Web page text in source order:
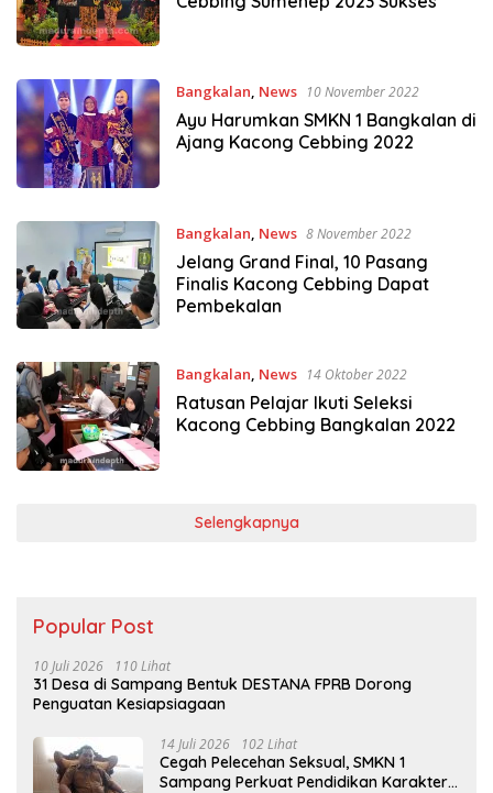
Bangkalan, News 10 November 2022
Ayu Harumkan SMKN 1 Bangkalan di
Ajang Kacong Cebbing 2022
Bangkalan, News 8 November 2022
Jelang Grand Final, 10 Pasang
Finalis Kacong Cebbing Dapat
Pembekalan
Bangkalan, News 14 Oktober 2022
Ratusan Pelajar Ikuti Seleksi
Kacong Cebbing Bangkalan 2022
Selengkapnya
Popular Post
10 Juli 2026 110 Lihat
31 Desa di Sampang Bentuk DESTANA FPRB Dorong
Penguatan Kesiapsiagaan
14 Juli 2026 102 Lihat
Cegah Pelecehan Seksual, SMKN 1
Sampang Perkuat Pendidikan Karakter